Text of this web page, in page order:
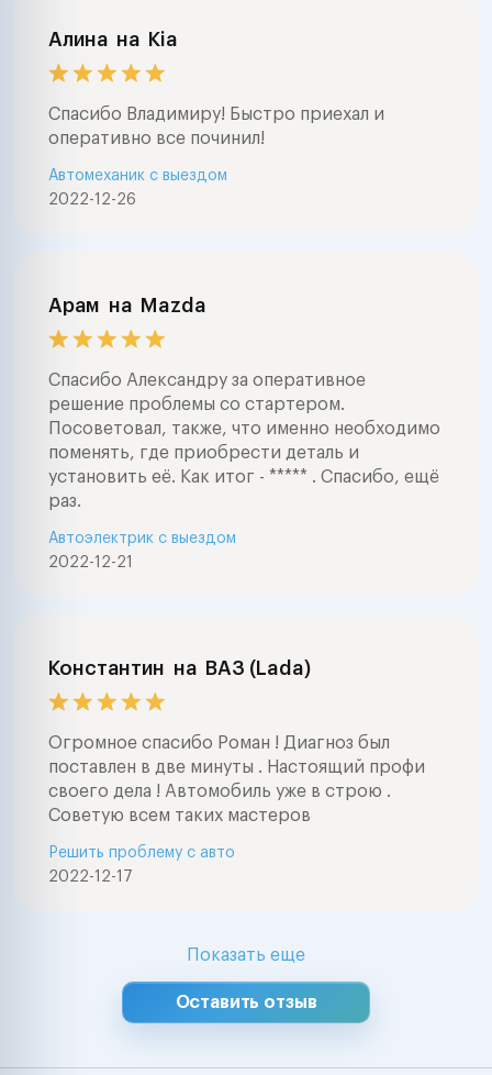
Алина на Kia
Спасибо Владимиру! Быстро приехал и
оперативно все починил!
2022-12-26
Автомеханик с выездом
Арам на Mazda
Спасибо Александру за оперативное
решение проблемы со стартером.
Посоветовал, также, что именно необходимо
поменять, где приобрести деталь и
установить её. Как итог - ***** . Спасибо, ещё
раз.
2022-12-21
Автоэлектрик с выездом
Константин на ВАЗ (Lada)
Огромное спасибо Роман ! Диагноз был
поставлен в две минуты . Настоящий профи
своего дела ! Автомобиль уже в строю .
Советую всем таких мастеров
2022-12-17
Решить проблему с авто
Показать еще
Оставить отзыв